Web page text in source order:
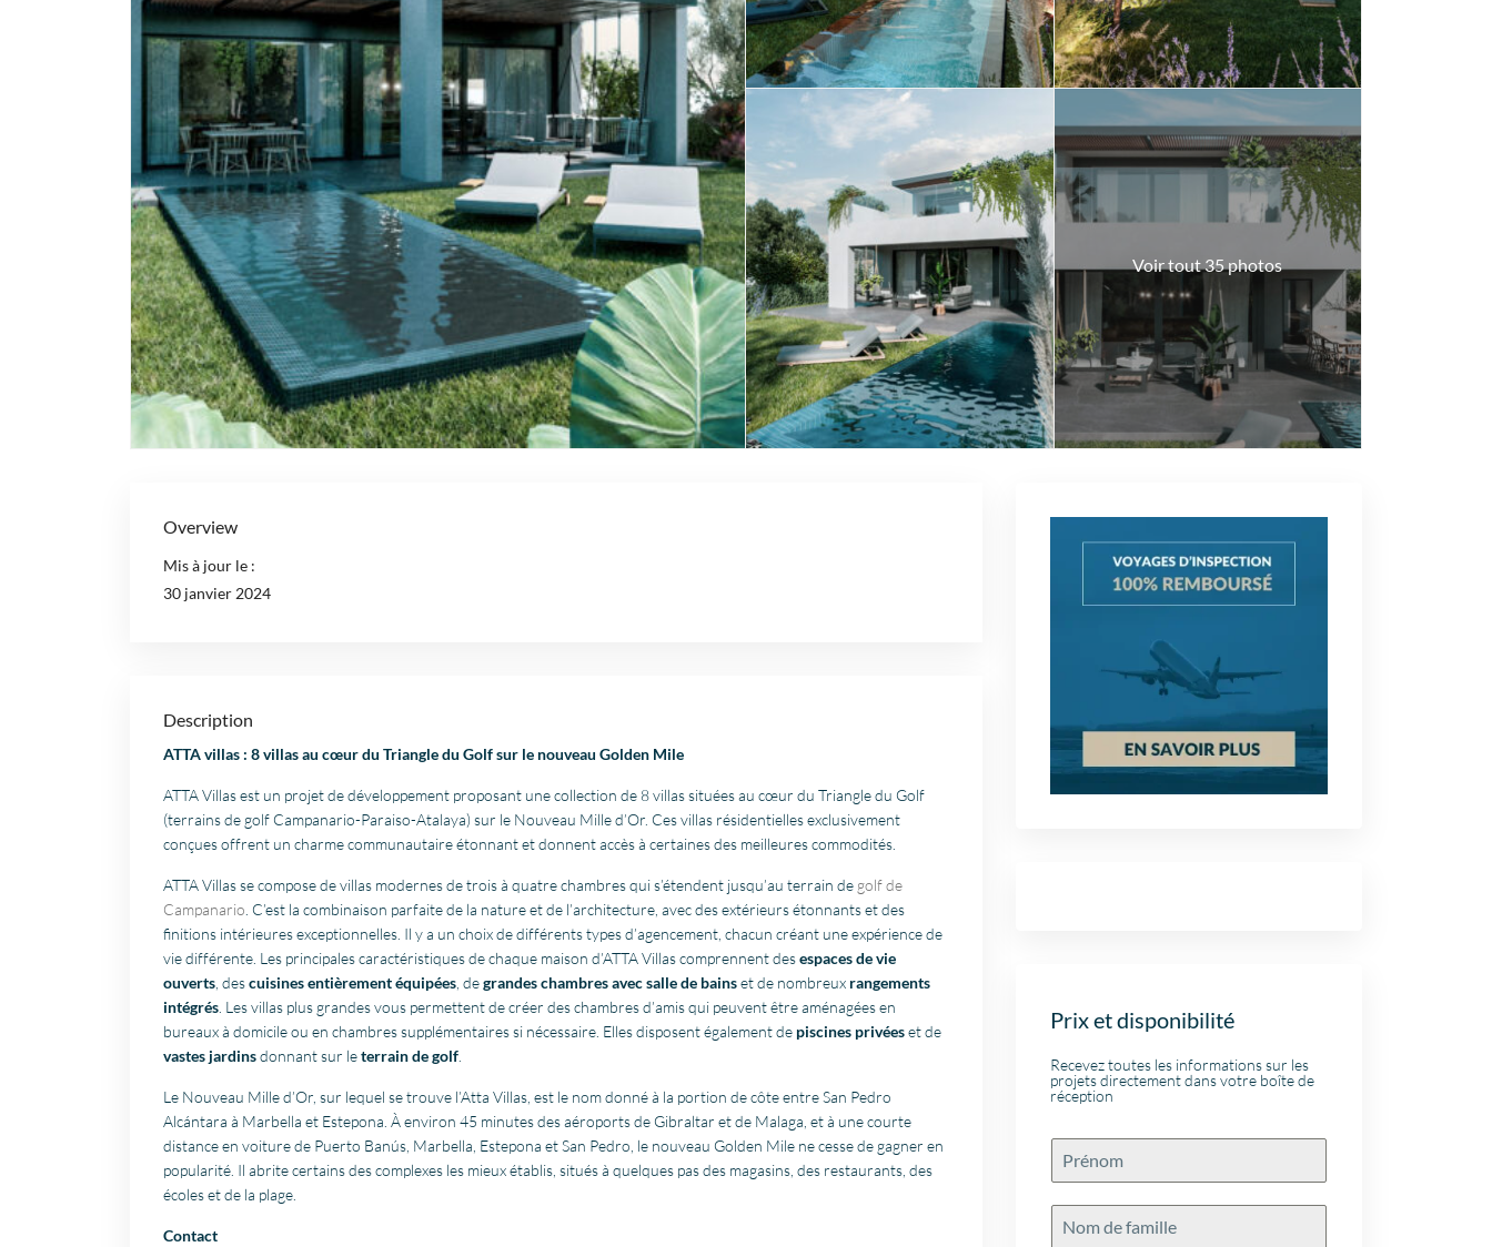
Voir tout 35 photos
Overview
Mis à jour le :
30 janvier 2024
Description
ATTA villas : 8 villas au cœur du Triangle du Golf sur le nouveau Golden Mile
ATTA Villas est un projet de développement proposant une collection de 8 villas situées au cœur du Triangle du Golf
(terrains de golf Campanario-Paraiso-Atalaya) sur le Nouveau Mille d’Or. Ces villas résidentielles exclusivement
conçues offrent un charme communautaire étonnant et donnent accès à certaines des meilleures commodités.
ATTA Villas se compose de villas modernes de trois à quatre chambres qui s’étendent jusqu’au terrain de golf de
Campanario . C’est la combinaison parfaite de la nature et de l’architecture, avec des extérieurs étonnants et des
finitions intérieures exceptionnelles. Il y a un choix de différents types d’agencement, chacun créant une expérience de
vie différente. Les principales caractéristiques de chaque maison d’ATTA Villas comprennent desespaces de vie
ouverts , descuisines entièrement équipées , degrandes chambres avec salle de bainset de nombreux rangements
intégrés . Les villas plus grandes vous permettent de créer des chambres d’amis qui peuvent être aménagées en
bureaux à domicile ou en chambres supplémentaires si nécessaire. Elles disposent également de piscines privéeset de
vastes jardinsdonnant sur leterrain de golf
Le Nouveau Mille d’Or, sur lequel se trouve l’Atta Villas, est le nom donné à la portion de côte entre San Pedro
Alcántara à Marbella et Estepona. À environ 45 minutes des aéroports de Gibraltar et de Malaga, et à une courte
distance en voiture de Puerto Banús, Marbella, Estepona et San Pedro, le nouveau Golden Mile ne cesse de gagner en
popularité. Il abrite certains des complexes les mieux établis, situés à quelques pas des magasins, des restaurants, des
écoles et de la plage.
Contact
Prix et disponibilité
Recevez toutes les informations sur les
projets directement dans votre boîte de
réception